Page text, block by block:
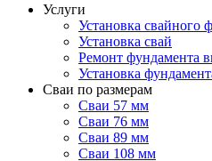
Услуги
Установка свайного
Установка свай
Ремонт фундамента
Установка
Сваи по размерам
Сваи 57 мм
Сваи 76 мм
Сваи 89 мм
Сваи 108 мм